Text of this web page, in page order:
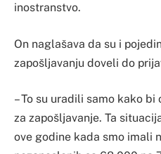
inostranstvo.
On naglašava da su i
zapošljavanju doveli do
– To su uradili samo kako
za zapošljavanje. Ta
ove godine kada smo imali